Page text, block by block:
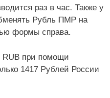
раз в час. Также у
Рубль ПМР на
формы справа.
RUB при помощи
1417 Рублей России